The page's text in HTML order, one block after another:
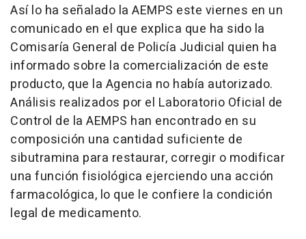
Así lo ha señalado la AEMPS este viernes en un
comunicado en el que explica que ha sido la
Comisaría General de Policía Judicial quien ha
informado sobre la comercialización de este
producto, que la Agencia no había autorizado.
Análisis realizados por el Laboratorio Oficial de
Control de la AEMPS han encontrado en su
composición una cantidad suficiente de
sibutramina para restaurar, corregir o modificar
una función fisiológica ejerciendo una acción
farmacológica, lo que le confiere la condición
legal de medicamento.